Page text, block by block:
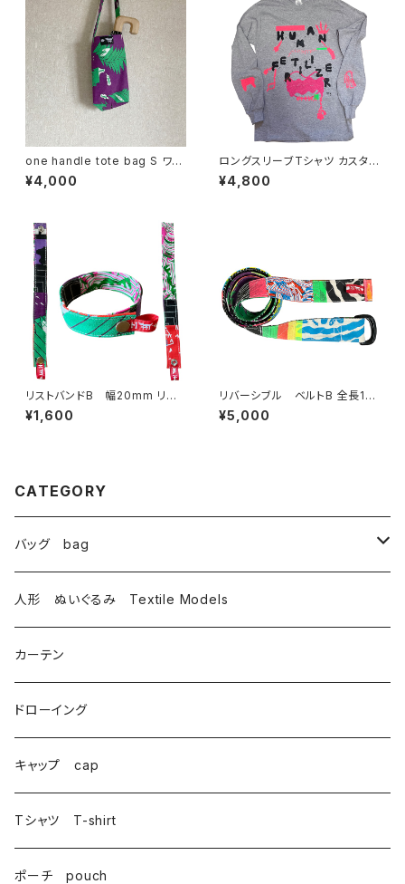
one handle tote bag S ワン
ハンドル トートバッグ u
¥4,000
ロングスリーブTシャツ カスタム
プリントD GILDANのSサイズ
¥4,800
リストバンドB 幅20mm リバ
ーシブル
¥1,600
リバーシブル ベルトB 全長115
cm 幅3.8cm
¥5,000
CATEGORY
バッグ bag
トートバッグ totebag
サコッシュ Sacoche
がま口 大 mini bag
巾着 Drawstring
人形 ぬいぐるみ Textile Models
カーテン
ドローイング
キャップ cap
Tシャツ T-shirt
ポーチ pouch